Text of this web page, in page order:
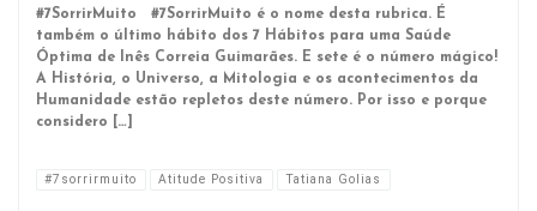
#7SorrirMuito #7SorrirMuito é o nome desta rubrica. É
também o último hábito dos 7 Hábitos para uma Saúde
Óptima de Inês Correia Guimarães. E sete é o número mágico!
A História, o Universo, a Mitologia e os acontecimentos da
Humanidade estão repletos deste número. Por isso e porque
considero […]
#7sorrirmuito Atitude Positiva Tatiana Golias